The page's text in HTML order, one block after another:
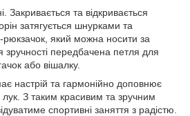
Закривається та відкривається
затягується шнурками та
рюкзачок, який можна носити за
передбачена петля для
або вішалку.
настрій та гармонійно доповнює
З таким красивим та зручним
спортивні заняття з радістю.